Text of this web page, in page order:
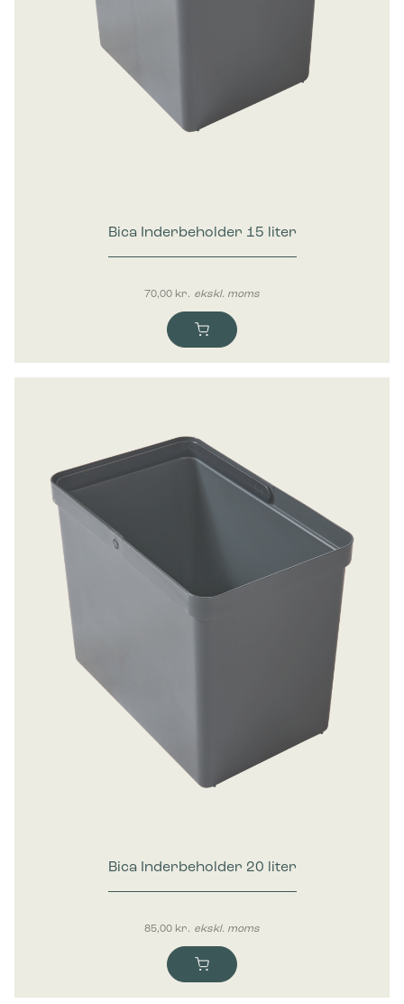
Bica Inderbeholder 15 liter
70,00 kr. ekskl. moms
Bica Inderbeholder 20 liter
85,00 kr. ekskl. moms